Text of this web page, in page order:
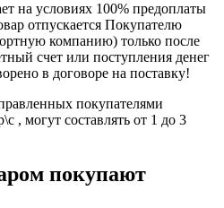
на условиях 100% предоплаты
отпускается Покупателю
компанию) только после
счет или поступления денег
в договоре на поставку!
покупателями
, могут составлять от 1 до 3
покупают